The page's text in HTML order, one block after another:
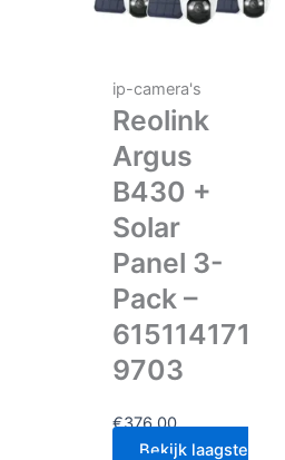
ip-camera's
Reolink
Argus
B430 +
Solar
Panel 3-
Pack –
615114171
9703
€376.00
Bekijk laagste